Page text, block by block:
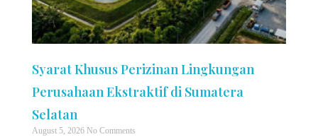
Syarat Khusus Perizinan Lingkungan
Perusahaan Ekstraktif di Sumatera
Selatan
August 5, 2026 No Comments